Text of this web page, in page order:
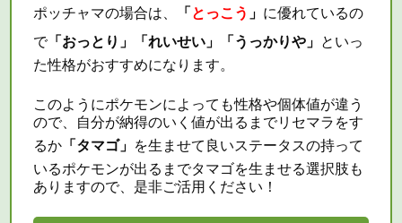
ポッチャマの場合は、 「とっこう 」 に優れているの
で「おっとり」「れいせい」「うっかりや」 といっ
た性格がおすすめになります。
このようにポケモンによっても性格や個体値が違う
ので、自分が納得のいく値が出るまでリセマラをす
るか 「タマゴ」 を生ませて良いステータスの持って
いるポケモンが出るまでタマゴを生ませる選択肢も
ありますので、是非ご活用ください！